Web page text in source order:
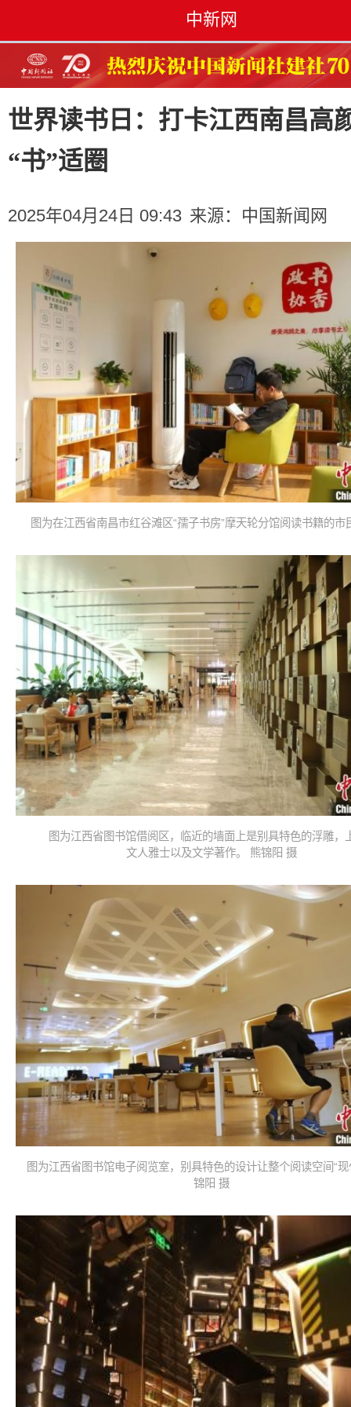
中新网
世界读书日：打卡江西南昌高
“书”适圈
2025年04月24日 09:43 来源： 中国新闻网
图为在江西省南昌市红谷滩区“孺子书房”摩天轮分馆阅读书籍的市
图为江西省图书馆借阅区，临近的墙面上是别具特色的浮雕，
文人雅士以及文学著作。 熊锦阳 摄
图为江西省图书馆电子阅览室，别具特色的设计让整个阅读空间“
锦阳 摄